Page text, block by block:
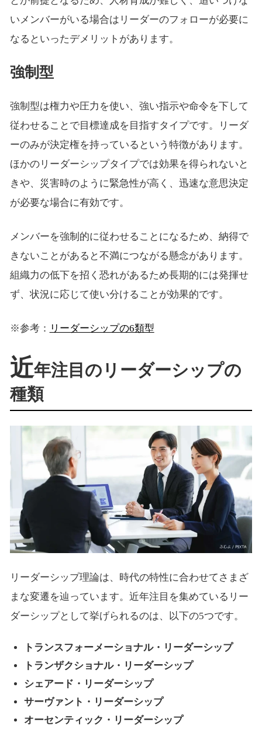
いメンバーがいる場合はリーダーのフォローが必要に
なるといったデメリットがあります。
強制型
強制型は権力や圧力を使い、強い指示や命令を下して
従わせることで目標達成を目指すタイプです。リーダ
ーのみが決定権を持っているという特徴があります。
ほかのリーダーシップタイプでは効果を得られないと
きや、災害時のように緊急性が高く、迅速な意思決定
が必要な場合に有効です。
メンバーを強制的に従わせることになるため、納得で
きないことがあると不満につながる懸念があります。
組織力の低下を招く恐れがあるため長期的には発揮せ
ず、状況に応じて使い分けることが効果的です。
※参考： リーダーシップの6類型
近年注目のリーダーシップの
種類
リーダーシップ理論は、時代の特性に合わせてさまざ
まな変遷を辿っています。近年注目を集めているリー
ダーシップとして挙げられるのは、以下の5つです。
トランスフォーメーショナル・リーダーシップ
トランザクショナル・リーダーシップ
シェアード・リーダーシップ
サーヴァント・リーダーシップ
オーセンティック・リーダーシップ